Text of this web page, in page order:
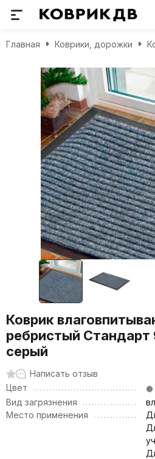
Главная Коврики, дорожки
Коврик
ребристый
серый
Написать отзыв
Цвет
Вид загрязнения
Место применения